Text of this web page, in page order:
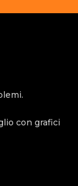
con grafici